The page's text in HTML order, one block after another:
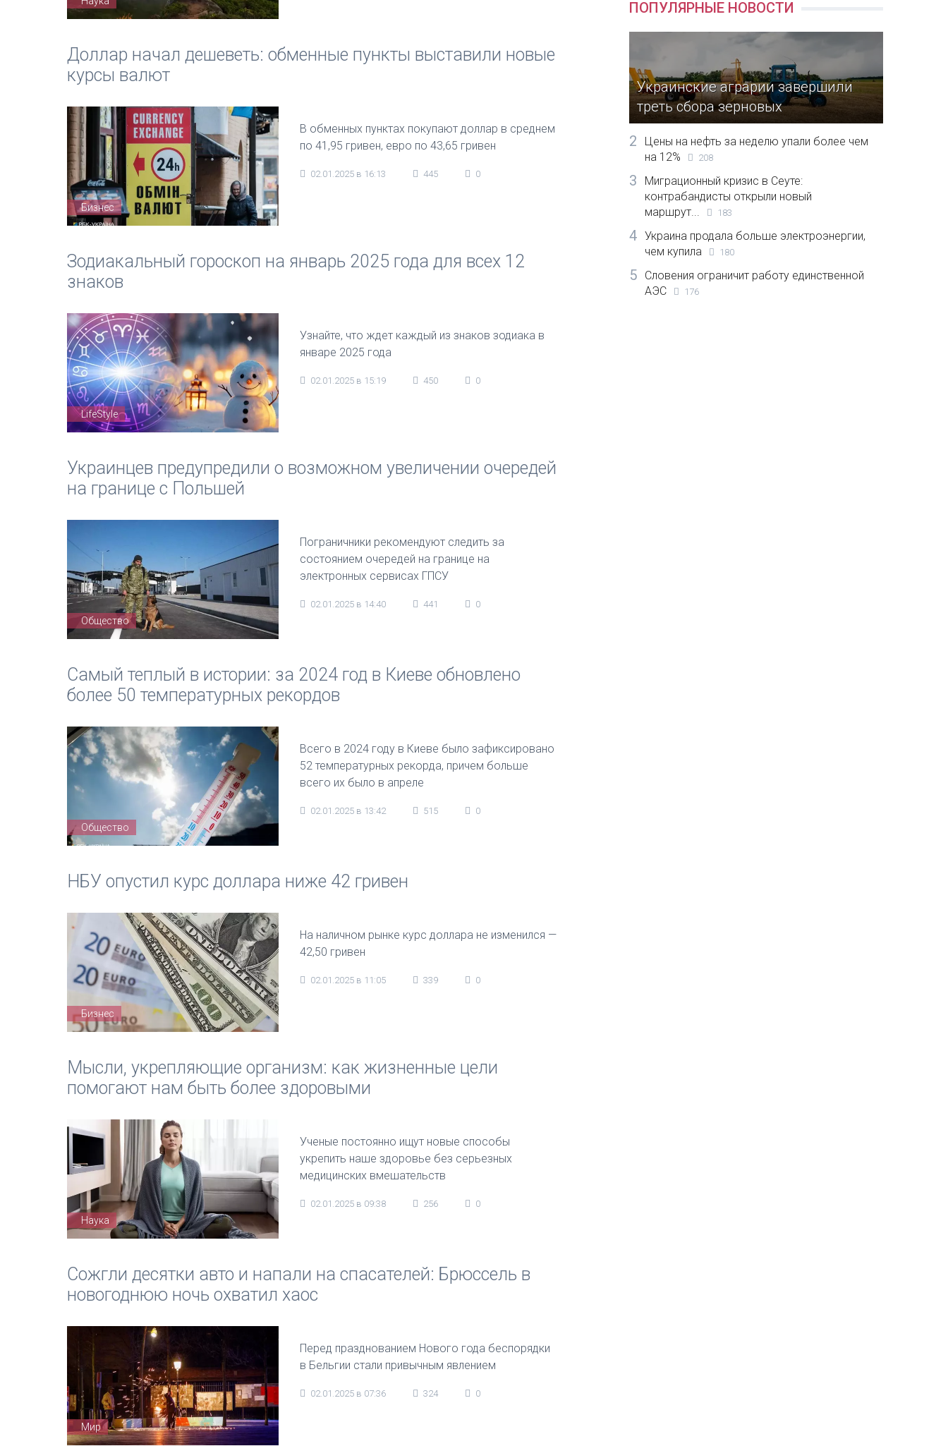
Доллар начал дешеветь: обменные пункты выставили новые
курсы валют
Бизнес
В обменных пунктах покупают доллар в среднем
по 41,95 гривен, евро по 43,65 гривен
02.01.2025 в 16:13 445 0
Зодиакальный гороскоп на январь 2025 года для всех 12
знаков
LifeStyle
Узнайте, что ждет каждый из знаков зодиака в
январе 2025 года
02.01.2025 в 15:19 450 0
Украинцев предупредили о возможном увеличении очередей
на границе с Польшей
Общество
Пограничники рекомендуют следить за
состоянием очередей на границе на
электронных сервисах ГПСУ
02.01.2025 в 14:40 441 0
Самый теплый в истории: за 2024 год в Киеве обновлено
более 50 температурных рекордов
Общество
Всего в 2024 году в Киеве было зафиксировано
52 температурных рекорда, причем больше
всего их было в апреле
02.01.2025 в 13:42 515 0
НБУ опустил курс доллара ниже 42 гривен
Бизнес
На наличном рынке курс доллара не изменился —
42,50 гривен
02.01.2025 в 11:05 339 0
Мысли, укрепляющие организм: как жизненные цели
помогают нам быть более здоровыми
Наука
Ученые постоянно ищут новые способы
укрепить наше здоровье без серьезных
медицинских вмешательств
02.01.2025 в 09:38 256 0
Сожгли десятки авто и напали на спасателей: Брюссель в
новогоднюю ночь охватил хаос
Мир
Перед празднованием Нового года беспорядки
в Бельгии стали привычным явлением
02.01.2025 в 07:36 324 0
ПОПУЛЯРНЫЕ НОВОСТИ
Украинские аграрии завершили
треть сбора зерновых
2
Цены на нефть за неделю упали более чем
на 12%
208
3
Миграционный кризис в Сеуте:
контрабандисты открыли новый
маршрут...
183
4
Украина продала больше электроэнергии,
чем купила
180
5
Словения ограничит работу единственной
АЭС
176